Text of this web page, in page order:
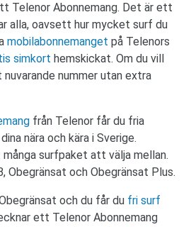
Telenor Abonnemang. Det är ett
alla, oavsett hur mycket surf du
mobilabonnemanget på Telenors
simkort hemskickat. Om du vill
nummer utan extra
från Telenor får du fria
nära och kära i Sverige.
surfpaket att välja mellan.
Obegränsat och Obegränsat Plus.
och du får du fri surf
ett Telenor Abonnemang